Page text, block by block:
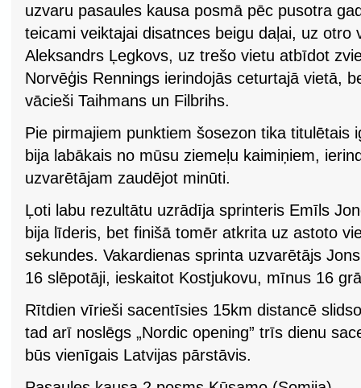
uzvaru pasaules kausa posmā pēc pusotra
teicami veiktajai disatnces beigu daļai, uz otro
Aleksandrs Ļegkovs, uz trešo vietu atbīdot
Norvēģis Rennings ierindojās ceturtajā vietā,
vācieši Taihmans un Filbrihs.
Pie pirmajiem punktiem šosezon tika titulētais
bija labākais no mūsu ziemeļu kaimiņiem,
uzvarētājam zaudējot minūti.
Ļoti labu rezultātu uzrādīja sprinteris Emīls
bija līderis, bet finišā tomēr atkrita uz astoto
sekundes. Vakardienas sprinta uzvarētājs
16 slēpotāji, ieskaitot Kostjukovu, mīnus 16
Rītdien vīrieši sacentīsies 15km distancē
tad arī noslēgs „Nordic opening” trīs dienu
būs vienīgais Latvijas pārstāvis.